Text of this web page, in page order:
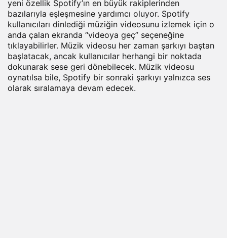
yeni özellik Spotify’ın en büyük rakiplerinden
bazılarıyla eşleşmesine yardımcı oluyor. Spotify
kullanıcıları dinlediği müziğin videosunu izlemek için o
anda çalan ekranda “videoya geç” seçeneğine
tıklayabilirler. Müzik videosu her zaman şarkıyı baştan
başlatacak, ancak kullanıcılar herhangi bir noktada
dokunarak sese geri dönebilecek. Müzik videosu
oynatılsa bile, Spotify bir sonraki şarkıyı yalnızca ses
olarak sıralamaya devam edecek.